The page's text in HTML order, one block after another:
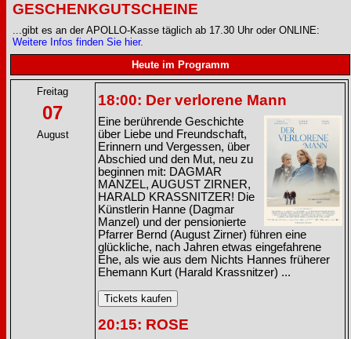
GESCHENKGUTSCHEINE
...gibt es an der APOLLO-Kasse täglich ab 17.30 Uhr oder ONLINE:
Weitere Infos finden Sie hier.
Heute im Programm
Freitag
07
August
18:00: Der verlorene Mann
Eine berührende Geschichte
über Liebe und Freundschaft,
Erinnern und Vergessen, über
Abschied und den Mut, neu zu
beginnen mit: DAGMAR
MANZEL, AUGUST ZIRNER,
HARALD KRASSNITZER! Die
Künstlerin Hanne (Dagmar
Manzel) und der pensionierte
Pfarrer Bernd (August Zirner) führen eine
glückliche, nach Jahren etwas eingefahrene
Ehe, als wie aus dem Nichts Hannes früherer
Ehemann Kurt (Harald Krassnitzer) ...
20:15: ROSE